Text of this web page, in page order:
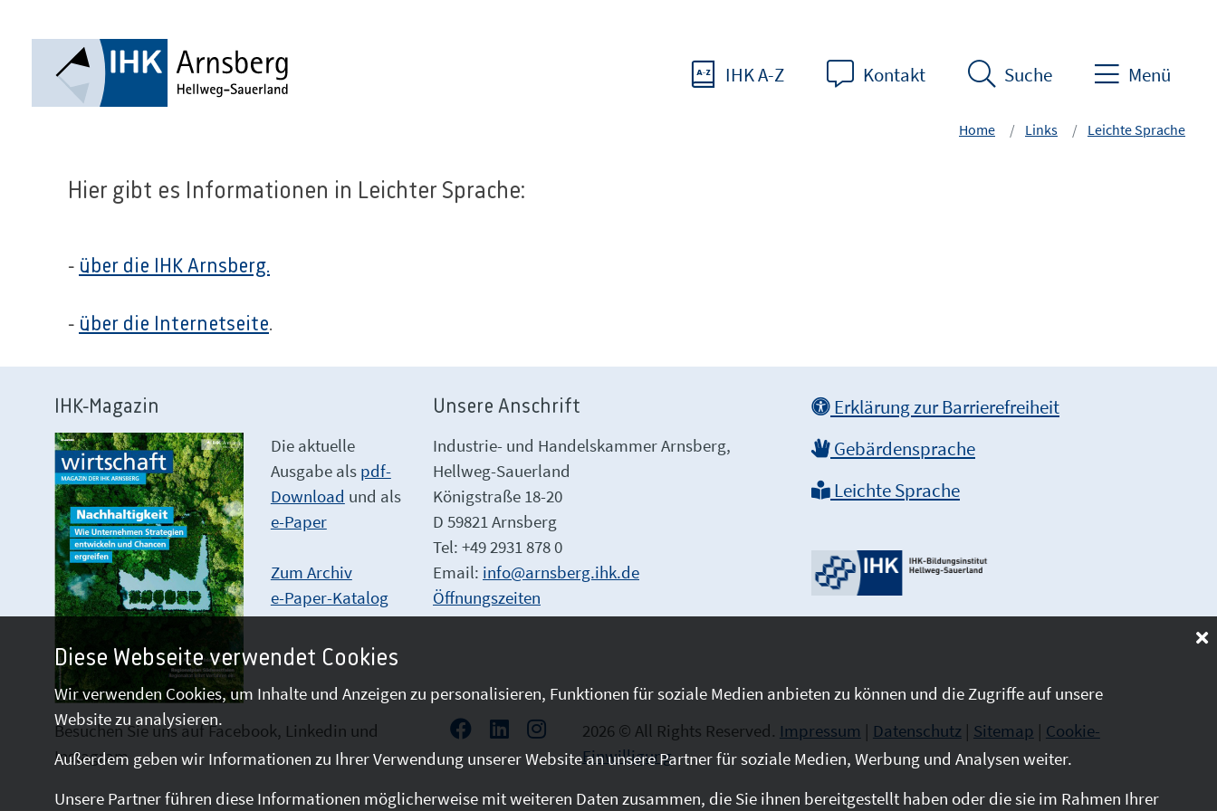
IHK A-Z Kontakt Suche Menü
Home Links Leichte Sprache
Hier gibt es Informationen in Leichter Sprache:
- über die IHK Arnsberg.
- über die Internetseite.
IHK-Magazin
Die aktuelle
Ausgabe als pdf-
Download und als
e-Paper
Zum Archiv
e-Paper-Katalog
Unsere Anschrift
Industrie- und Handelskammer Arnsberg,
Hellweg-Sauerland
Königstraße 18-20
D 59821 Arnsberg
Tel: +49 2931 878 0
Email: info@arnsberg.ihk.de
Öffnungszeiten
Erklärung zur Barrierefreiheit
Gebärdensprache
Leichte Sprache
Besuchen Sie uns auf Facebook, Linkedin und
Instagram
2026 © All Rights Reserved. Impressum | Datenschutz| Sitemap | Cookie-
Einwilligung
Diese Webseite verwendet Cookies
Wir verwenden Cookies, um Inhalte und Anzeigen zu personalisieren, Funktionen für soziale Medien anbieten zu können und die Zugriffe auf unsere
Website zu analysieren.
Außerdem geben wir Informationen zu Ihrer Verwendung unserer Website an unsere Partner für soziale Medien, Werbung und Analysen weiter.
Unsere Partner führen diese Informationen möglicherweise mit weiteren Daten zusammen, die Sie ihnen bereitgestellt haben oder die sie im Rahmen Ihrer